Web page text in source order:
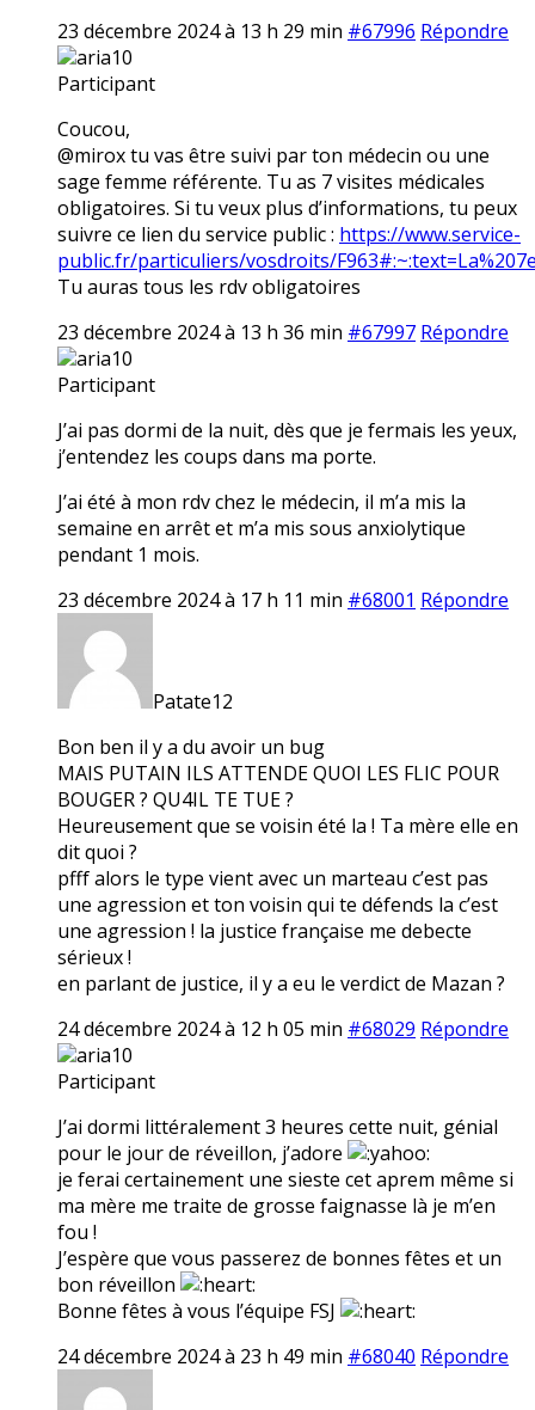
23 décembre 2024 à 13 h 29 min #67996 Répondre
aria10
Participant
Coucou,
@mirox tu vas être suivi par ton médecin ou une
sage femme référente. Tu as 7 visites médicales
obligatoires. Si tu veux plus d’informations, tu peux
suivre ce lien du service public : https://www.service-
public.fr/particuliers/vosdroits/
Tu auras tous les rdv obligatoires
23 décembre 2024 à 13 h 36 min #67997 Répondre
aria10
Participant
J’ai pas dormi de la nuit, dès que je fermais les yeux,
j’entendez les coups dans ma porte.
J’ai été à mon rdv chez le médecin, il m’a mis la
semaine en arrêt et m’a mis sous anxiolytique
pendant 1 mois.
23 décembre 2024 à 17 h 11 min #68001 Répondre
Patate12
Bon ben il y a du avoir un bug
MAIS PUTAIN ILS ATTENDE QUOI LES FLIC POUR
BOUGER ? QU4IL TE TUE ?
Heureusement que se voisin été la ! Ta mère elle en
dit quoi ?
pfff alors le type vient avec un marteau c’est pas
une agression et ton voisin qui te défends la c’est
une agression ! la justice française me debecte
sérieux !
en parlant de justice, il y a eu le verdict de Mazan ?
24 décembre 2024 à 12 h 05 min #68029 Répondre
aria10
Participant
J’ai dormi littéralement 3 heures cette nuit, génial
pour le jour de réveillon, j’adore
je ferai certainement une sieste cet aprem même si
ma mère me traite de grosse faignasse là je m’en
fou !
J’espère que vous passerez de bonnes fêtes et un
bon réveillon
Bonne fêtes à vous l’équipe FSJ
24 décembre 2024 à 23 h 49 min #68040 Répondre